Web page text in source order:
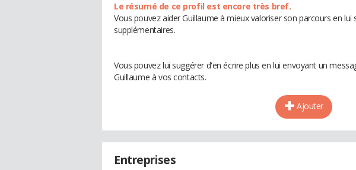
Le résumé de ce profil est encore très bref.
Vous pouvez aider Guillaume à mieux valoriser son parcours en
supplémentaires.
Vous pouvez lui suggérer d'en écrire plus en lui envoyant un
Guillaume à vos contacts.
Ajouter
Entreprises